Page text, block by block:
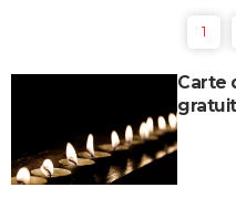
1
Carte